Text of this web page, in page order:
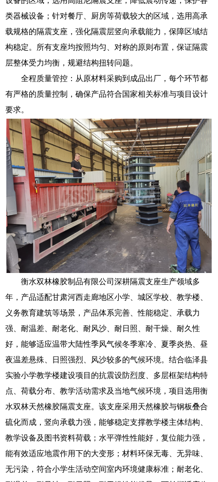
类器械设备；针对餐厅、厨房等荷载较大的区域，选用高承
载规格的隔震支座，强化隔震层竖向承载能力，保障区域结
构稳定。所有支座均按照均匀、对称的原则布置，保证隔震
层整体受力均衡，规避结构扭转问题。
全程质量管控：从原材料采购到成品出厂，每个环节都
有严格的质量控制，确保产品符合国家相关标准与项目设计
要求。
衡水双林橡胶制品有限公司深耕隔震支座生产领域多
年，产品适配甘肃河西走廊地区小学、城区学校、教学楼、
义务教育建筑等场景，产品体系完善、性能稳定、承载力
强、耐温差、耐老化、耐风沙、耐日照、耐干燥、耐久性
好，能够适应温带大陆性季风气候冬季寒冷、夏季炎热、昼
夜温差悬殊、日照强烈、风沙较多的气候环境。结合临泽县
实验小学教学楼建设项目的抗震设防烈度、多层框架结构特
点、荷载分布、教学活动需求及当地气候环境，项目选用衡
水双林天然橡胶隔震支座。该支座采用天然橡胶与钢板叠合
硫化而成，竖向承载力强，能够稳定支撑教学楼主体结构、
教学设备及图书资料荷载；水平弹性性能好，复位能力强，
能有效适应地震作用下的大变形；材料环保无毒、无异味、
无污染，符合小学生活动空间室内环境健康标准；耐老化、